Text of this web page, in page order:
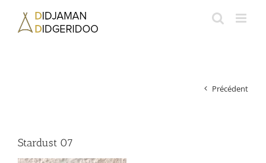
contenu
Précédent
Stardust 07